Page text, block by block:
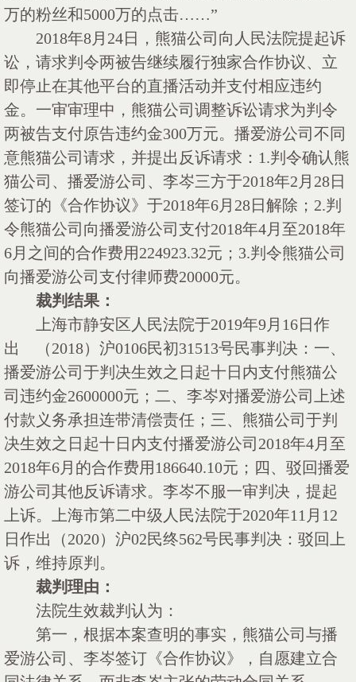
万的粉丝和5000万的点击……”
2018年8月24日，熊猫公司向人民法院提起诉
讼，请求判令两被告继续履行独家合作协议、立
即停止在其他平台的直播活动并支付相应违约
金。一审审理中，熊猫公司调整诉讼请求为判令
两被告支付原告违约金300万元。播爱游公司不同
意熊猫公司请求，并提出反诉请求：1.判令确认熊
猫公司、播爱游公司、李岑三方于2018年2月28日
签订的《合作协议》于2018年6月28日解除；2.判
令熊猫公司向播爱游公司支付2018年4月至2018年
6月之间的合作费用224923.32元；3.判令熊猫公司
向播爱游公司支付律师费20000元。
裁判结果：
上海市静安区人民法院于2019年9月16日作
出 （2018）沪0106民初31513号民事判决：一、
播爱游公司于判决生效之日起十日内支付熊猫公
司违约金2600000元；二、李岑对播爱游公司上述
付款义务承担连带清偿责任；三、熊猫公司于判
决生效之日起十日内支付播爱游公司2018年4月至
2018年6月的合作费用186640.10元；四、驳回播爱
游公司其他反诉请求。李岑不服一审判决，提起
上诉。上海市第二中级人民法院于2020年11月12
日作出（2020）沪02民终562号民事判决：驳回上
诉，维持原判。
裁判理由：
法院生效裁判认为：
第一，根据本案查明的事实，熊猫公司与播
爱游公司、李岑签订《合作协议》，自愿建立合